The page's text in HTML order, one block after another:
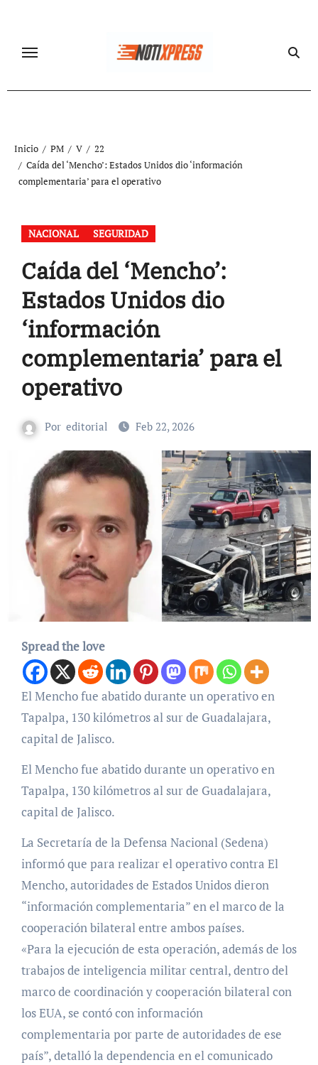
contenido
Inicio PM V
22
Caída del ‘Mencho’: Estados Unidos dio ‘información
complementaria’ para el operativo
NACIONAL SEGURIDAD
Caída del ‘Mencho’:
Estados Unidos dio
‘información
complementaria’ para el
operativo
Por editorial Feb 22, 2026
Spread the love
El Mencho fue abatido durante un operativo en
Tapalpa, 130 kilómetros al sur de Guadalajara,
capital de Jalisco.
El Mencho fue abatido durante un operativo en
Tapalpa, 130 kilómetros al sur de Guadalajara,
capital de Jalisco.
La Secretaría de la Defensa Nacional (Sedena)
informó que para realizar el operativo contra El
Mencho, autoridades de Estados Unidos dieron
“información complementaria” en el marco de la
cooperación bilateral entre ambos países.
«Para la ejecución de esta operación, además de los
trabajos de inteligencia militar central, dentro del
marco de coordinación y cooperación bilateral con
los EUA, se contó con información
complementaria por parte de autoridades de ese
país”, detalló la dependencia en el comunicado